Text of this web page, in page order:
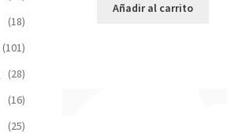
Añadir al carrito
(18)
(101)
(28)
(16)
(25)